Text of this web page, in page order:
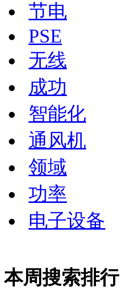
节电
PSE
无线
成功
智能化
通风机
领域
功率
电子设备
本周搜索排行